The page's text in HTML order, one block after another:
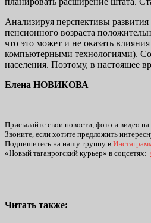
Анализируя перспективы
пенсионного возраста
что это может и не оказать
компьютерными технологиями).
населения. Поэтому, в настоящее
Елена НОВИКОВА
Присылайте свои новости, фото и видео
Звоните, если хотите предложить
Подпишитесь на нашу группу в
«Новый таганрогский курьер» в соцсетях:
Читать также: